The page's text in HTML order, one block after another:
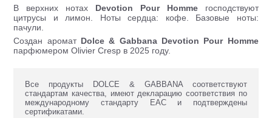
В верхних нотах Devotion Pour Hommeгосподствуют
цитрусы и лимон. Ноты сердца: кофе. Базовые ноты:
пачули.
Создан аромат Dolce & Gabbana Devotion Pour Homme
парфюмером Olivier Cresp в 2025 году.
Все продукты DOLCE & GABBANA соответствуют
стандартам качества, имеют декларацию соответствия по
международному стандарту ЕАС и подтверждены
сертификатами.